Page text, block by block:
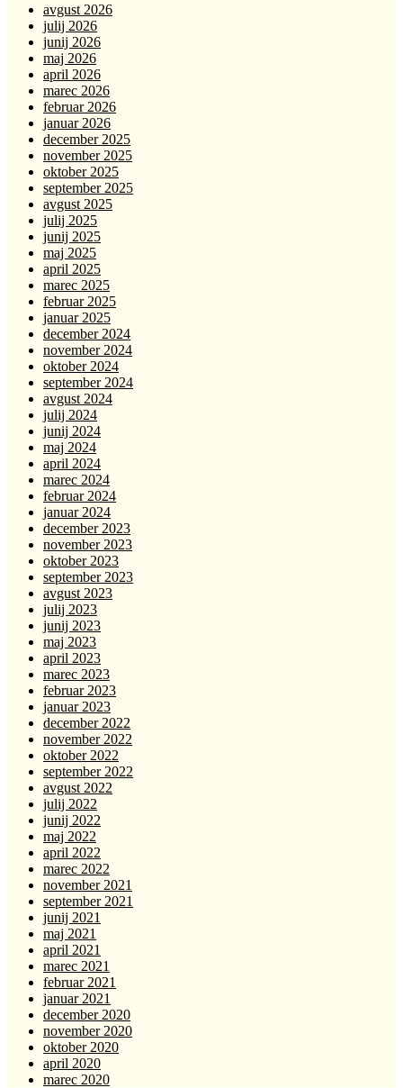
avgust 2026
julij 2026
junij 2026
maj 2026
april 2026
marec 2026
februar 2026
januar 2026
december 2025
november 2025
oktober 2025
september 2025
avgust 2025
julij 2025
junij 2025
maj 2025
april 2025
marec 2025
februar 2025
januar 2025
december 2024
november 2024
oktober 2024
september 2024
avgust 2024
julij 2024
junij 2024
maj 2024
april 2024
marec 2024
februar 2024
januar 2024
december 2023
november 2023
oktober 2023
september 2023
avgust 2023
julij 2023
junij 2023
maj 2023
april 2023
marec 2023
februar 2023
januar 2023
december 2022
november 2022
oktober 2022
september 2022
avgust 2022
julij 2022
junij 2022
maj 2022
april 2022
marec 2022
november 2021
september 2021
junij 2021
maj 2021
april 2021
marec 2021
februar 2021
januar 2021
december 2020
november 2020
oktober 2020
april 2020
marec 2020